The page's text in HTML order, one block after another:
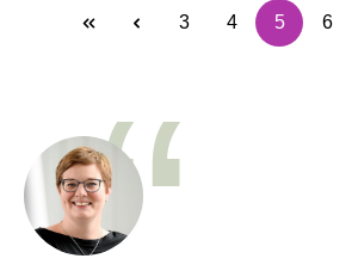
Seite
3
Seite
4
Seite
5
Seite
6